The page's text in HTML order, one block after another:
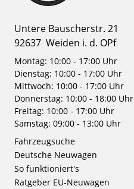
Untere Bauscherstr. 21
92637 Weiden i. d. OPf
Montag: 10:00 - 17:00 Uhr
Dienstag: 10:00 - 17:00 Uhr
Mittwoch: 10:00 - 17:00 Uhr
Donnerstag: 10:00 - 18:00 Uhr
Freitag: 10:00 - 17:00 Uhr
Samstag: 09:00 - 13:00 Uhr
Fahrzeugsuche
Deutsche Neuwagen
So funktioniert's
Ratgeber EU-Neuwagen